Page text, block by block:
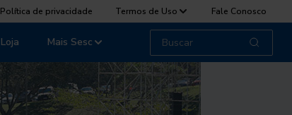
Política de privacidade Termos de Uso Fale Conosco
Loja Mais Sesc